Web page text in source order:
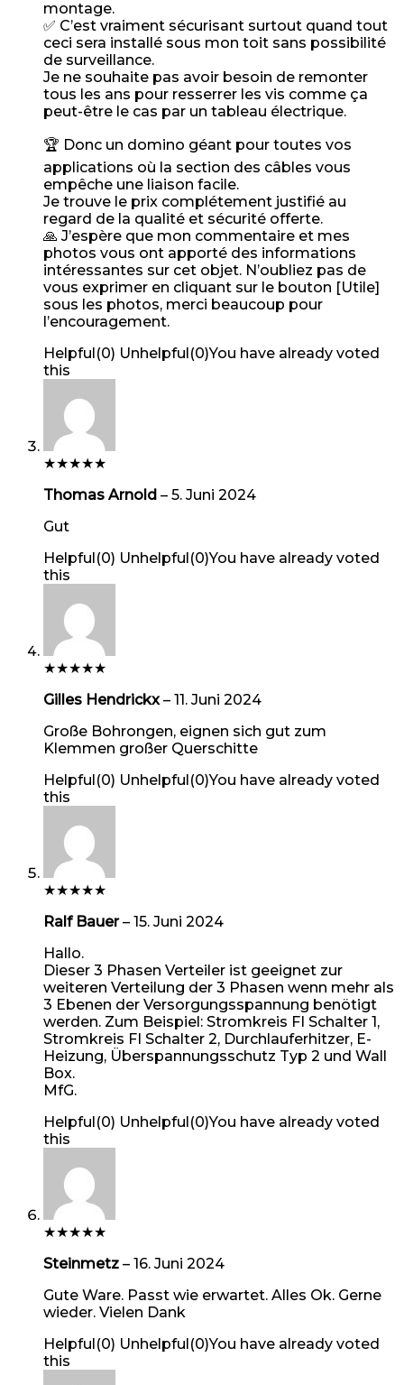
montage.
✅ C’est vraiment sécurisant surtout quand tout
ceci sera installé sous mon toit sans possibilité
de surveillance.
Je ne souhaite pas avoir besoin de remonter
tous les ans pour resserrer les vis comme ça
peut-être le cas par un tableau électrique.
🏆 Donc un domino géant pour toutes vos
applications où la section des câbles vous
empêche une liaison facile.
Je trouve le prix complétement justifié au
regard de la qualité et sécurité offerte.
🙏 J’espère que mon commentaire et mes
photos vous ont apporté des informations
intéressantes sur cet objet. N’oubliez pas de
vous exprimer en cliquant sur le bouton [Utile]
sous les photos, merci beaucoup pour
l’encouragement.
Helpful(0) Unhelpful(0)You have already voted
this
★★★★★
Thomas Arnold – 5. Juni 2024
Gut
Helpful(0) Unhelpful(0)You have already voted
this
★★★★★
Gilles Hendrickx– 11. Juni 2024
Große Bohrongen, eignen sich gut zum
Klemmen großer Querschitte
Helpful(0) Unhelpful(0)You have already voted
this
★★★★★
Ralf Bauer– 15. Juni 2024
Hallo.
Dieser 3 Phasen Verteiler ist geeignet zur
weiteren Verteilung der 3 Phasen wenn mehr als
3 Ebenen der Versorgungsspannung benötigt
werden. Zum Beispiel: Stromkreis FI Schalter 1,
Stromkreis FI Schalter 2, Durchlauferhitzer, E-
Heizung, Überspannungsschutz Typ 2 und Wall
Box.
MfG.
Helpful(0) Unhelpful(0)You have already voted
this
★★★★★
Steinmetz – 16. Juni 2024
Gute Ware. Passt wie erwartet. Alles Ok. Gerne
wieder. Vielen Dank
Helpful(0) Unhelpful(0)You have already voted
this